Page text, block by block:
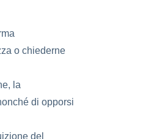
o chiederne
la
di opporsi
del